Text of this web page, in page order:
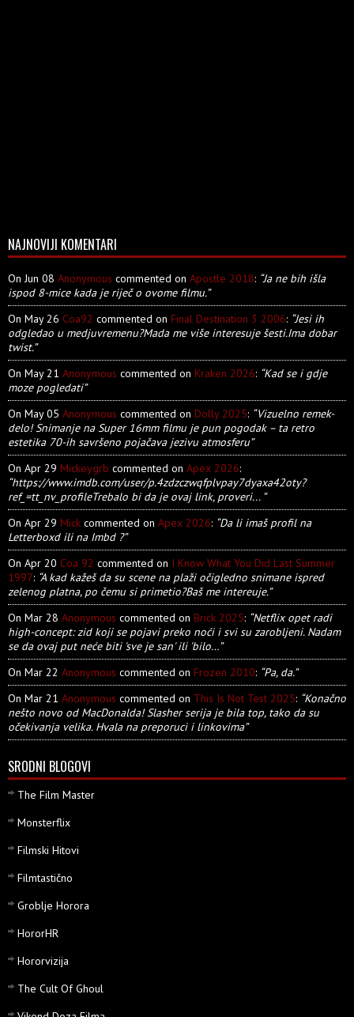
NAJNOVIJI KOMENTARI
On Jun 08 Anonymous commented on Apostle 2018: “Ja ne bih išla
ispod 8-mice kada je riječ o ovome filmu.”
On May 26 Coa92 commented on Final Destination 3 2006: “Jesi ih
odgledao u medjuvremenu?Mada me više interesuje šesti.Ima dobar
twist.”
On May 21 Anonymous commented on Kraken 2026: “Kad se i gdje
moze pogledati”
On May 05 Anonymous commented on Dolly 2025: “Vizuelno remek-
delo! Snimanje na Super 16mm filmu je pun pogodak – ta retro
estetika 70-ih savršeno pojačava jezivu atmosferu”
On Apr 29 Mickeygrb commented on Apex 2026:
“https://www.imdb.com/user/p.4zdzczwqfplvpay7dyaxa42oty?
ref_=tt_nv_profileTrebalo bi da je ovaj link, proveri... ”
On Apr 29 Mick commented on Apex 2026: “Da li imaš profil na
Letterboxd ili na Imbd ?”
On Apr 20 Coa 92 commented on I Know What You Did Last Summer
1997: “A kad kažeš da su scene na plaži očigledno snimane ispred
zelenog platna, po čemu si primetio?Baš me intereuje.”
On Mar 28 Anonymous commented on Brick 2025: “Netflix opet radi
high-concept: zid koji se pojavi preko noći i svi su zarobljeni. Nadam
se da ovaj put neće biti 'sve je san' ili 'bilo…”
On Mar 22 Anonymous commented on Frozen 2010: “Pa, da.”
On Mar 21 Anonymous commented on This Is Not Test 2025: “Konačno
nešto novo od MacDonalda! Slasher serija je bila top, tako da su
očekivanja velika. Hvala na preporuci i linkovima”
SRODNI BLOGOVI
The Film Master
Monsterflix
Filmski Hitovi
Filmtastično
Groblje Horora
HororHR
Hororvizija
The Cult Of Ghoul